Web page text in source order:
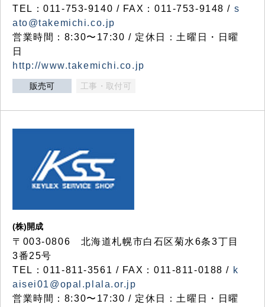
TEL：011-753-9140 / FAX：011-753-9148 / s
ato@takemichi.co.jp
営業時間：8:30〜17:30 / 定休日：土曜日・日曜
日
http://www.takemichi.co.jp
販売可 工事・取付可
(株)開成
〒003-0806 北海道札幌市白石区菊水6条3丁目
3番25号
TEL：011-811-3561 / FAX：011-811-0188 / k
aisei01@opal.plala.or.jp
営業時間：8:30〜17:30 / 定休日：土曜日・日曜